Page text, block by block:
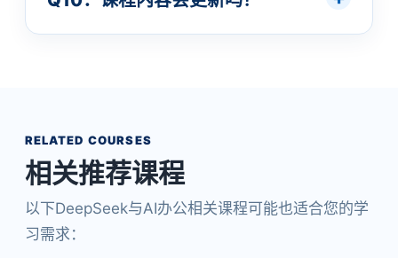
RELATED COURSES
相关推荐课程
以下DeepSeek与AI办公相关课程可能也适合您的学
习需求：